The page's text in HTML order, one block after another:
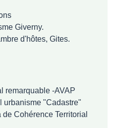
Giverny.
d'hôtes, Gites.
remarquable -AVAP
urbanisme "Cadastre"
Cohérence Territorial